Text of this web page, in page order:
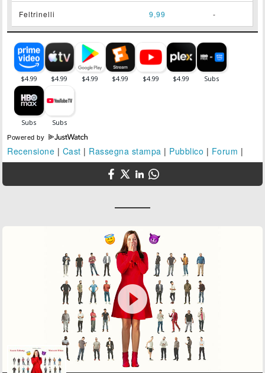
Feltrinelli 9,99 -
Powered by
Recensione | Cast | Rassegna stampa | Pubblico | Forum |
